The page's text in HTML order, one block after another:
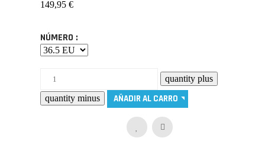
149,95 €
NÚMERO :